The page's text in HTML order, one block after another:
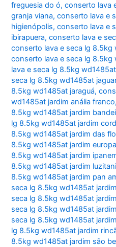
freguesia do ó,conserto lava
granja viana,conserto lava e
higienópolis,conserto lava e
ibirapuera,conserto lava e
conserto lava e seca lg
conserto lava e seca lg 8.5kg
lava e seca lg 8.5kg
seca lg 8.5kg wd1485at
8.5kg wd1485at jaraguá,
wd1485at jardim anália franco
8.5kg wd1485at jardim
lg 8.5kg wd1485at jardim
8.5kg wd1485at jardim das
8.5kg wd1485at jardim europa
8.5kg wd1485at jardim
8.5kg wd1485at jardim
8.5kg wd1485at jardim pan
seca lg 8.5kg wd1485at
seca lg 8.5kg wd1485at
seca lg 8.5kg wd1485at
seca lg 8.5kg wd1485at
lg 8.5kg wd1485at jardim
8.5kg wd1485at jardim são